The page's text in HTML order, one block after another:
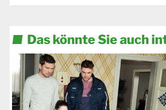
Das könnte Sie auch